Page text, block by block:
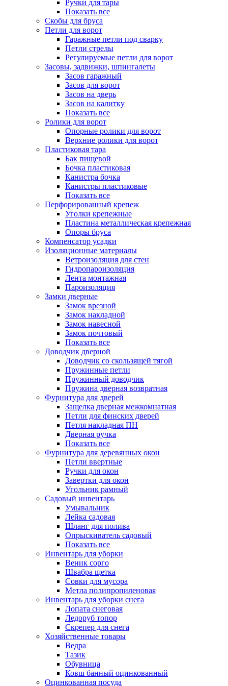
Ручки для тары
Показать все
Скобы для бруса
Петли для ворот
Гаражные петли под сварку
Петли стрелы
Регулируемые петли для ворот
Засовы, задвижки, шпингалеты
Засов гаражный
Засов для ворот
Засов на дверь
Засов на калитку
Показать все
Ролики для ворот
Опорные ролики для ворот
Верхние ролики для ворот
Пластиковая тара
Бак пищевой
Бочка пластиковая
Канистра бочка
Канистры пластиковые
Показать все
Перфорированный крепеж
Уголки крепежные
Пластина металлическая крепежная
Опоры бруса
Компенсатор усадки
Изоляционные материалы
Ветроизоляция для стен
Гидропароизоляция
Лента монтажная
Пароизоляция
Замки дверные
Замок врезной
Замок накладной
Замок навесной
Замок почтовый
Показать все
Доводчик дверной
Доводчик со скользящей тягой
Пружинные петли
Пружинный доводчик
Пружина дверная возвратная
Фурнитура для дверей
Защелка дверная межкомнатная
Петли для финских дверей
Петля накладная ПН
Дверная ручка
Показать все
Фурнитура для деревянных окон
Петли ввертные
Ручки для окон
Завертки для окон
Угольник рамный
Садовый инвентарь
Умывальник
Лейка садовая
Шланг для полива
Опрыскиватель садовый
Показать все
Инвентарь для уборки
Веник сорго
Швабра щетка
Совки для мусора
Метла полипропиленовая
Инвентарь для уборки снега
Лопата снеговая
Ледоруб топор
Скрепер для снега
Хозяйственные товары
Ведра
Тазик
Обувница
Ковш банный оцинкованный
Оцинкованная посуда